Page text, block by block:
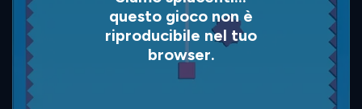
questo gioco non è
riproducibile nel tuo
browser.